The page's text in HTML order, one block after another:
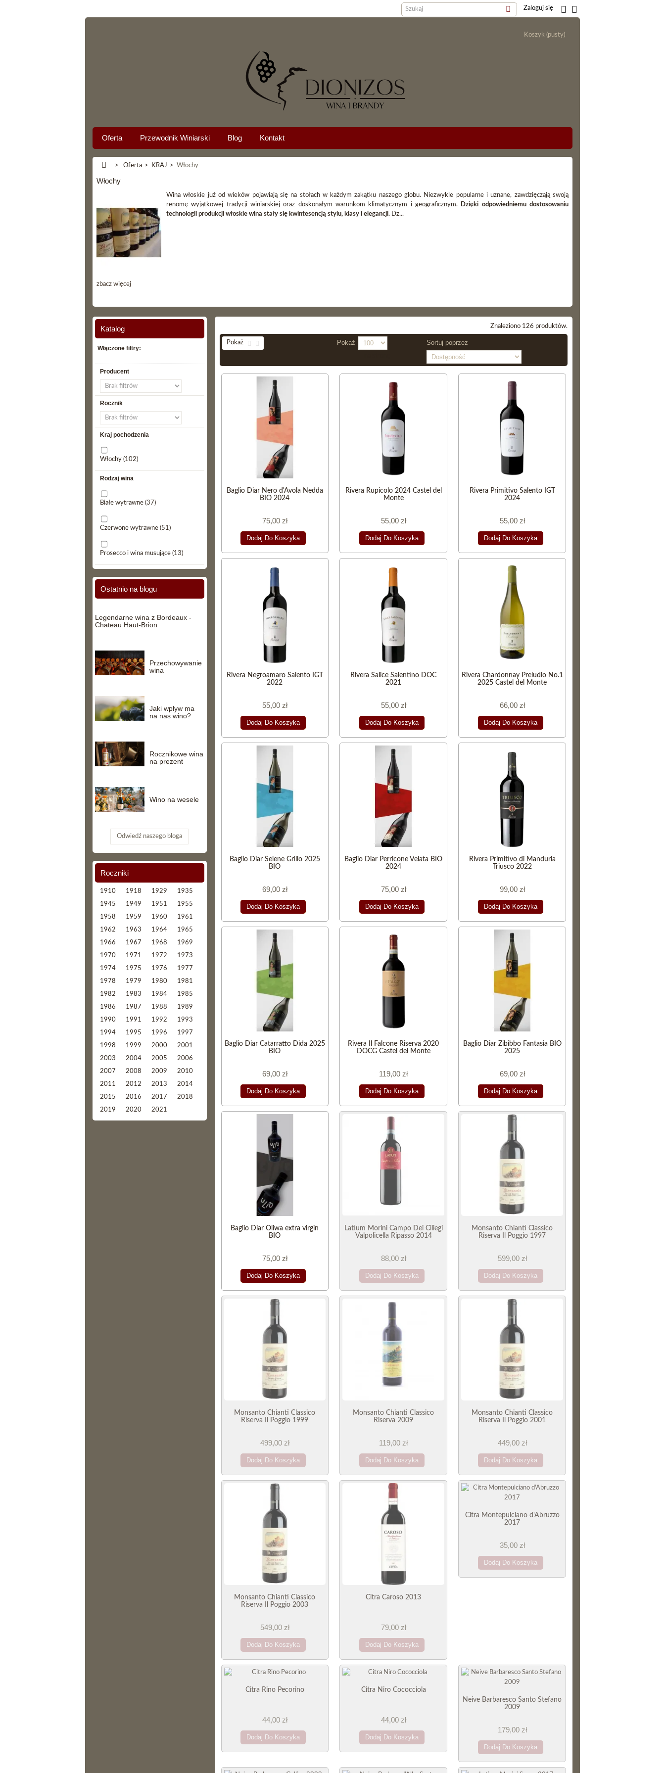
Zaloguj się
Koszyk (pusty)
Oferta Przewodnik Winiarski Blog Kontakt
> Oferta > KRAJ > Włochy
Włochy
Wina włoskie już od wieków pojawiają się na stołach w każdym zakątku naszego globu. Niezwykle popularne i uznane, zawdzięczają swoją
renomę wyjątkowej tradycji winiarskiej oraz doskonałym warunkom klimatycznym i geograficznym.
Dzięki odpowiedniemu dostosowaniu
technologii produkcji włoskie wina stały się kwintesencją stylu, klasy i elegancji. Dz...
zbacz więcej
Katalog
Włączone filtry:
Producent
Rocznik
Kraj pochodzenia
Włochy (102)
Rodzaj wina
Białe wytrawne (37)
Czerwone wytrawne (51)
Prosecco i wina musujące (13)
Ostatnio na blogu
Legendarne wina z Bordeaux -
Chateau Haut-Brion
Przechowywanie
wina
Jaki wpływ ma
na nas wino?
Rocznikowe wina
na prezent
Wino na wesele
Odwiedź naszego bloga
Roczniki
1910 1918 1929
1935
1945
1949 1951
1955
1958
1959 1960
1961
1962
1963 1964
1965
1966
1967 1968
1969
1970
1971 1972
1973
1974
1975 1976
1977
1978
1979 1980
1981
1982
1983 1984
1985
1986
1987 1988
1989
1990
1991 1992
1993
1994
1995 1996
1997
1998
1999 2000
2001
2003
2004 2005
2006
2007
2008 2009
2010
2011
2012 2013
2014
2015
2016 2017
2018
2019
2020 2021
Znaleziono 126 produktów.
Pokaż Sortuj poprzez
Pokaż
Baglio Diar Nero d'Avola Nedda
BIO 2024
75,00 zł
Dodaj Do Koszyka
Rivera Rupicolo 2024 Castel del
Monte
55,00 zł
Dodaj Do Koszyka
Rivera Primitivo Salento IGT
2024
55,00 zł
Dodaj Do Koszyka
Rivera Negroamaro Salento IGT
2022
55,00 zł
Dodaj Do Koszyka
Rivera Salice Salentino DOC
2021
55,00 zł
Dodaj Do Koszyka
Rivera Chardonnay Preludio No.1
2025 Castel del Monte
66,00 zł
Dodaj Do Koszyka
Baglio Diar Selene Grillo 2025
BIO
69,00 zł
Dodaj Do Koszyka
Baglio Diar Perricone Velata BIO
2024
75,00 zł
Dodaj Do Koszyka
Rivera Primitivo di Manduria
Triusco 2022
99,00 zł
Dodaj Do Koszyka
Baglio Diar Catarratto Dida 2025
BIO
69,00 zł
Dodaj Do Koszyka
Rivera Il Falcone Riserva 2020
DOCG Castel del Monte
119,00 zł
Dodaj Do Koszyka
Baglio Diar Zibibbo Fantasia BIO
2025
69,00 zł
Dodaj Do Koszyka
Baglio Diar Oliwa extra virgin
BIO
75,00 zł
Dodaj Do Koszyka
Latium Morini Campo Dei Ciliegi
Valpolicella Ripasso 2014
88,00 zł
Dodaj Do Koszyka
Monsanto Chianti Classico
Riserva Il Poggio 1997
599,00 zł
Dodaj Do Koszyka
Monsanto Chianti Classico
Riserva Il Poggio 1999
499,00 zł
Dodaj Do Koszyka
Monsanto Chianti Classico
Riserva 2009
119,00 zł
Dodaj Do Koszyka
Monsanto Chianti Classico
Riserva Il Poggio 2001
449,00 zł
Dodaj Do Koszyka
Monsanto Chianti Classico
Riserva Il Poggio 2003
549,00 zł
Dodaj Do Koszyka
Citra Caroso 2013
79,00 zł
Dodaj Do Koszyka
Citra Montepulciano d'Abruzzo
2017
35,00 zł
Dodaj Do Koszyka
Citra Rino Pecorino
44,00 zł
Dodaj Do Koszyka
Citra Niro Cococciola
44,00 zł
Dodaj Do Koszyka
Neive Barbaresco Santo Stefano
2009
179,00 zł
Dodaj Do Koszyka